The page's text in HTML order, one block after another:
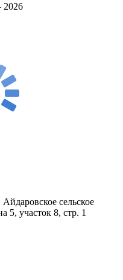
сельское
5, участок 8, стр. 1